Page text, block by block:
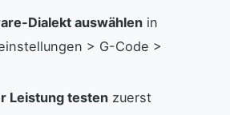
Dialekt auswählen in
> G-Code >
Leistung testen zuerst